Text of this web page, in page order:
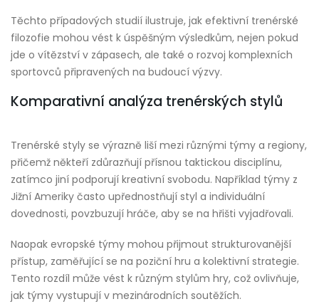
Těchto případových studií ilustruje, jak efektivní trenérské
filozofie mohou vést k úspěšným výsledkům, nejen pokud
jde o vítězství v zápasech, ale také o rozvoj komplexních
sportovců připravených na budoucí výzvy.
Komparativní analýza trenérských stylů
Trenérské styly se výrazně liší mezi různými týmy a regiony,
přičemž někteří zdůrazňují přísnou taktickou disciplínu,
zatímco jiní podporují kreativní svobodu. Například týmy z
Jižní Ameriky často upřednostňují styl a individuální
dovednosti, povzbuzují hráče, aby se na hřišti vyjadřovali.
Naopak evropské týmy mohou přijmout strukturovanější
přístup, zaměřující se na poziční hru a kolektivní strategie.
Tento rozdíl může vést k různým stylům hry, což ovlivňuje,
jak týmy vystupují v mezinárodních soutěžích.